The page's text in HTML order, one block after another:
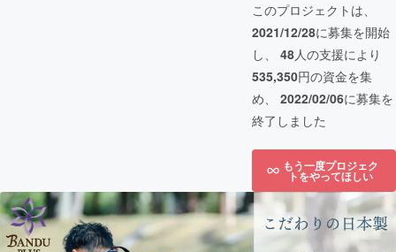
このプロジェクトは、
2021/12/28に募集を開始
し、 48人の支援により
535,350円の資金を集
め、 2022/02/06に募集を
終了しました
もう一度プロジェク
トをやってほしい